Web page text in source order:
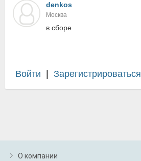
denkos
Москва
в сборе
Войти Зарегистрироваться
О компании